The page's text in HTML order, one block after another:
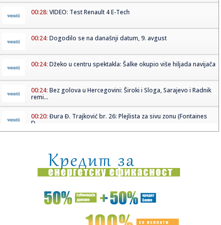
00:28: VIDEO: Test Renault 4 E-Tech
00:24: Dogodilo se na današnji datum, 9. avgust
00:24: Džeko u centru spektakla: Šalke okupio više hiljada navijača
00:24: Bez golova u Hercegovini: Široki i Sloga, Sarajevo i Radnik
remi...
00:20: Đura Đ. Trajković br. 26: Plejlista za sivu zonu (Fontaines
D....
00:02:Na današnji dan, 9. avgust
23:54:TEŽAK UDARAC ZA HETAFE PRED EVROPU: Važan igrač
završio sezon...
Bivši igrač Barselone ide u Los Anđeles